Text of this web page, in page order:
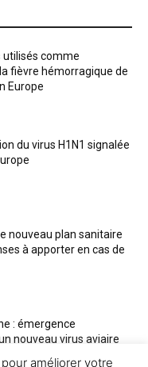
utilisés comme
fièvre hémorragique de
Europe
du virus H1N1 signalée
nouveau plan sanitaire
à apporter en cas de
: émergence
nouveau virus aviaire
améliorer votre